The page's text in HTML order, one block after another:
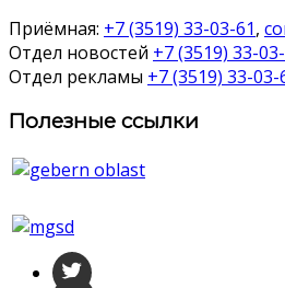
Приёмная: +7 (3519) 33-03-61,
Отдел новостей +7 (3519) 33-
Отдел рекламы +7 (3519) 33-03-
Полезные ссылки